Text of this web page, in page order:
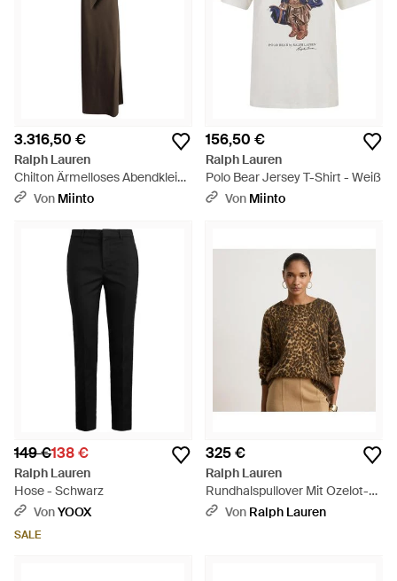
3.316,50 €
Ralph Lauren
Chilton Ärmelloses Abendkleid
- Braun
Von Miinto
156,50 €
Ralph Lauren
Polo Bear Jersey T-Shirt - Weiß
Von Miinto
149 €138 €
Ralph Lauren
Hose - Schwarz
VonYOOX
SALE
325 €
Ralph Lauren
Rundhalspullover Mit Ozelot-
Druck - Braun
Von Ralph Lauren